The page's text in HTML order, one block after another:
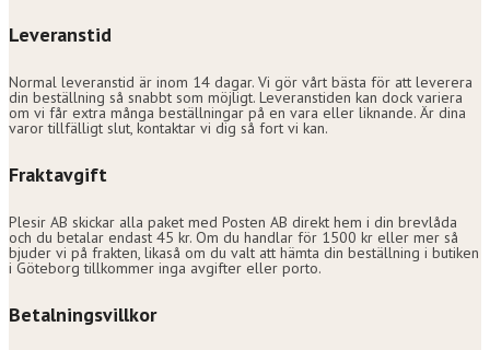
Leveranstid
Normal leveranstid är inom 14 dagar. Vi gör vårt bästa för att leverera
din beställning så snabbt som möjligt. Leveranstiden kan dock variera
om vi får extra många beställningar på en vara eller liknande. Är dina
varor tillfälligt slut, kontaktar vi dig så fort vi kan.
Fraktavgift
Plesir AB skickar alla paket med Posten AB direkt hem i din brevlåda
och du betalar endast 45 kr. Om du handlar för 1500 kr eller mer så
bjuder vi på frakten, likaså om du valt att hämta din beställning i butiken
i Göteborg tillkommer inga avgifter eller porto.
Betalningsvillkor